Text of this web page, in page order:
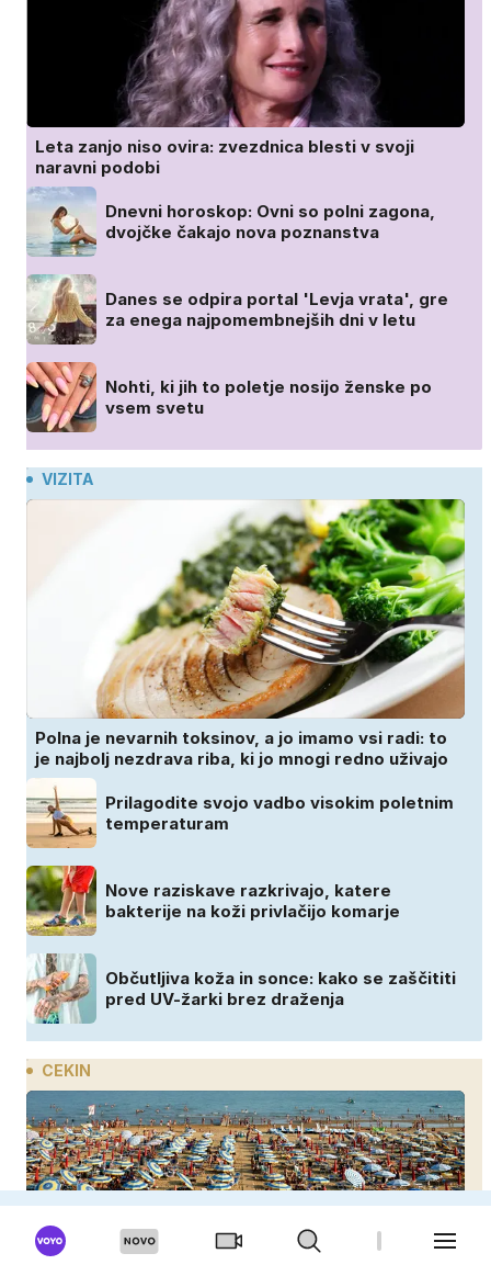
Leta zanjo niso ovira: zvezdnica blesti v svoji
naravni podobi
Dnevni horoskop: Ovni so polni zagona,
dvojčke čakajo nova poznanstva
Danes se odpira portal 'Levja vrata', gre
za enega najpomembnejših dni v letu
Nohti, ki jih to poletje nosijo ženske po
vsem svetu
VIZITA
Polna je nevarnih toksinov, a jo imamo vsi radi: to
je najbolj nezdrava riba, ki jo mnogi redno uživajo
Prilagodite svojo vadbo visokim poletnim
temperaturam
Nove raziskave razkrivajo, katere
bakterije na koži privlačijo komarje
Občutljiva koža in sonce: kako se zaščititi
pred UV-žarki brez draženja
CEKIN